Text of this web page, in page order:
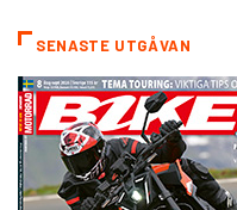
SENASTE UTGÅVAN